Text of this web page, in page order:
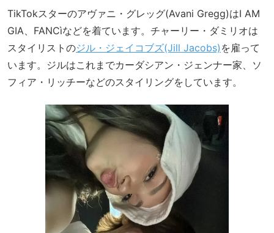
TikTokスターのアヴァニ・グレッグ(Avani Gregg)はI AM
GIA、FANCìなどを着ています。チャーリー・ダミリオは
スタイリストのジル・ジェイコブズ(Jill Jacobs) を雇って
います。ジルはこれまでカーダシアン・ジェンナー家、ソ
フィア・リッチーなどのスタイリングをしています。